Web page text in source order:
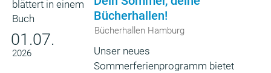
01.07.
2026
Bücherhallen!
Bücherhallen Hamburg
Unser neues
Sommerferienprogramm bietet